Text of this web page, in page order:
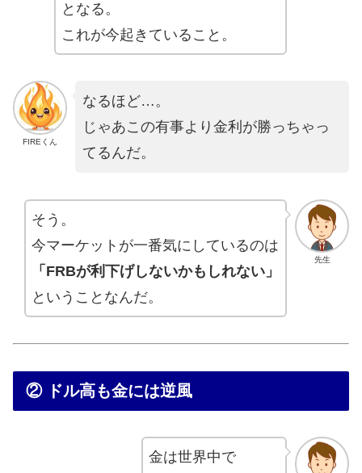
となる。
これが今起きていること。
FIREくん
なるほど…。
じゃあこの有事より金利が勝っちゃっ
てるんだ。
先生
そう。
今マーケットが一番気にしているのは
「FRBが利下げしないかもしれない」
ということなんだ。
② ドル高も金には逆風
金は世界中で